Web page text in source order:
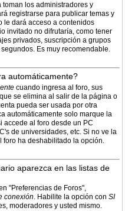
los administradores y
registrarse para publicar temas y
le dará acceso a contenidos
invitado no difrutaría, como tener
privados, suscripción a grupos
Es muy recomendable.
automáticamente?
cuando ingresa al foro, sus
se elimina al salir de la página o
pueda ser usada por otra
automáticamente solo marque la
accede al foro desde un PC
de universidades, etc. Si no ve la
foro ha deshabilitado la opción.
aparezca en las listas de
"Preferencias de Foros",
conexión. Habilite la opción con SI
moderadores y usted mismo.